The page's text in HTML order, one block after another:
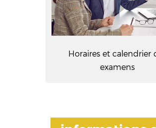
Horaires et calendrier
examens